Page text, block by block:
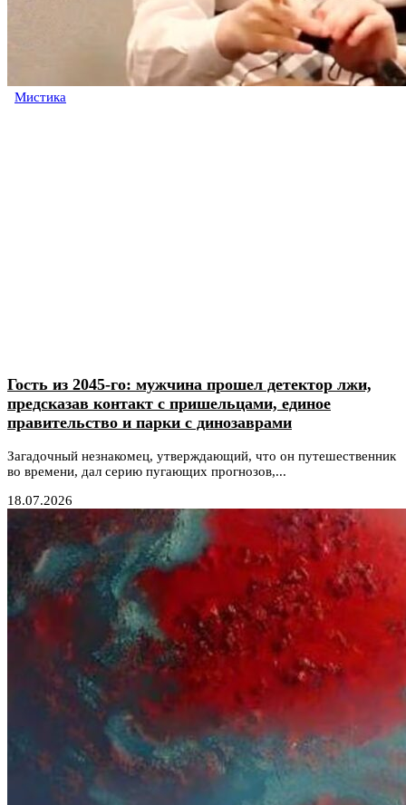
Мистика
Гость из 2045-го: мужчина прошел детектор лжи,
предсказав контакт с пришельцами, единое
правительство и парки с динозаврами
Загадочный незнакомец, утверждающий, что он путешественник
во времени, дал серию пугающих прогнозов,...
18.07.2026